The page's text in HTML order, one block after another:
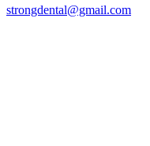
strongdental@gmail.com